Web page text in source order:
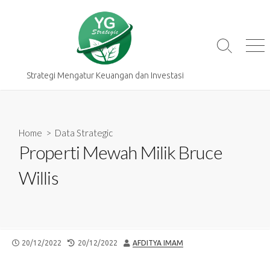
Strategi Mengatur Keuangan dan Investasi
Search
Home > Data Strategic
Properti Mewah Milik Bruce
Willis
PUBLISHED
20/12/2022
LAST
20/12/2022 AUTHOR
AFDITYA IMAM